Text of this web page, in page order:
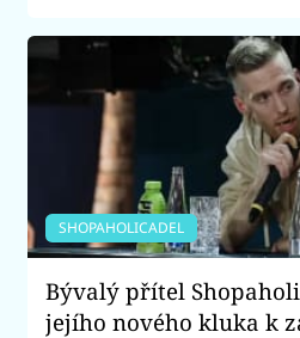
SHOPAHOLICADEL
Bývalý přítel
jejího nového kluka k